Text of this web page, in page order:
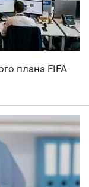
плана FIFA